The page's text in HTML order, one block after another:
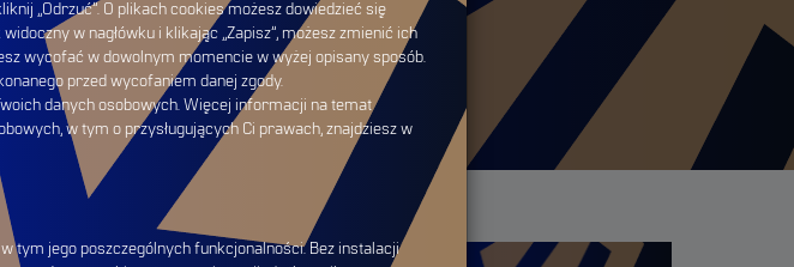
„Odrzuć”. O plikach cookies możesz dowiedzieć się
w nagłówku i klikając „Zapisz”, możesz zmienić ich
wycofać w dowolnym momencie w wyżej opisany sposób.
przed wycofaniem danej zgody.
danych osobowych. Więcej informacji na temat
w tym o przysługujących Ci prawach, znajdziesz w
tym jego poszczególnych funkcjonalności. Bez instalacji